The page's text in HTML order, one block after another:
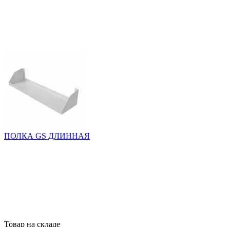
ПОЛКА GS ДЛИННАЯ
Товар на складе